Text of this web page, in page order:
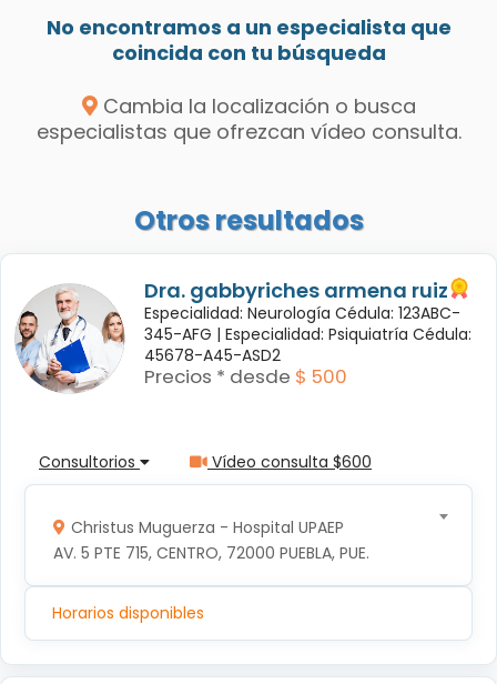
No encontramos a un especialista que
coincida con tu búsqueda
Cambia la localización o busca
especialistas que ofrezcan vídeo consulta.
Otros resultados
Dra. gabbyriches armena ruiz
Especialidad: Neurología Cédula: 123ABC-
345-AFG | Especialidad: Psiquiatría Cédula:
45678-A45-ASD2
Precios * desde $ 500
Consultorios Vídeo consulta $600
Christus Muguerza - Hospital UPAEP
AV. 5 PTE 715, CENTRO, 72000 PUEBLA, PUE.
Horarios disponibles